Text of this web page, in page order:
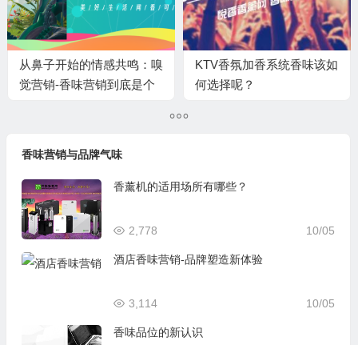
从鼻子开始的情感共鸣：嗅
觉营销-香味营销到底是个
KTV香氛加香系统香味该如
何选择呢？
香味营销与品牌气味
香薰机的适用场所有哪些？
10/05
2,778
酒店香味营销-品牌塑造新体验
10/05
3,114
香味品位的新认识